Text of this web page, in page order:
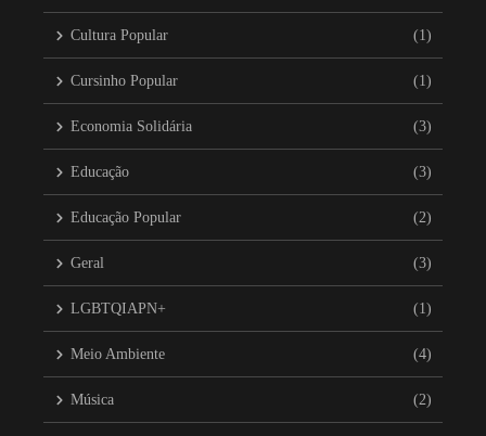
Cultura Popular (1)
Cursinho Popular (1)
Economia Solidária (3)
Educação (3)
Educação Popular (2)
Geral (3)
LGBTQIAPN+ (1)
Meio Ambiente (4)
Música (2)